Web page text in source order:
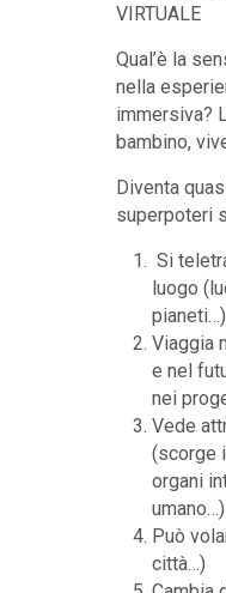
VIRTUALE
Qual’è la
nella
immersiva?
bambino,
Diventa
superpoteri
Si
luogo
pianeti…)
Viaggia
e nel
nei
Vede
(scorge
organi
umano…)
Può
città…)